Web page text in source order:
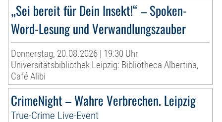
„Sei bereit für Dein Insekt!“ – Spoken-
Word-Lesung und Verwandlungszauber
Donnerstag, 20.08.2026 | 19:30 Uhr
Universitätsbibliothek Leipzig: Bibliotheca Albertina,
Café Alibi
CrimeNight – Wahre Verbrechen. Leipzig
True-Crime Live-Event